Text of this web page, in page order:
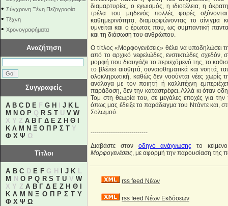
• Σύγχρονη Ξένη Πεζογραφία
• Τέχνη
• Χρονογραφήματα
Αναζήτηση
Συγγραφείς
A B C D E F G H J K L
M N O P Q R S T U V W
X Y Z Α Β Γ Δ Ε Ζ Η Θ
Κ Λ Μ Ν Ξ Ο Π Ρ Σ Τ Υ
Φ Χ Ψ Ω
Τίτλοι
A B C D E FG H J K L
M
N O P Q R S T U V W
X Y ZΑ Β Γ Δ Ε Ζ Η Θ
Κ Λ Μ Ν Ξ Ο Π Ρ Σ Τ Υ
Φ Χ Ψ Ω
διαμαρτυρίες, ο εγωισμός, η ιδιοτέλεια, η
τρέλα του μηδενός πολλές φορές
καθημερινότητα, διαμορφώνοντας το
υμνείται και ο έρωτας που, ως συμπαντική
και τη διάσωση του ανθρώπου.
Ο τίτλος «Μορφογενέσεις» θέλει να υποδηλώσει
από το αρχικό νεφελώδες, ενστικτώδες σχεδόν,
μορφή που διαυγάζει το περιεχόμενό της, το
το βλέπει αισθητά, συναισθηματικά και νοητά,
ολοκληρωτική, καθώς δεν νοούνται νέες
ανάλογα με τον ποιητή ή καλλιτέχνη
παράδοση, δεν την καταστρέφει. Αλλά κι όταν
Τομ στη θεωρία του, σε μεγάλες εποχές για
όπως μας έδειξε το παράδειγμα του Ντάντε και,
Σολωμού.
----------------------------
Διαβάστε στον οδηγό ανάγνωσης
το
Μορφογενέσεις, με αφορμή την παρουσίαση της
rss feed Νέων
rss feed Νέων Εκδόσεων